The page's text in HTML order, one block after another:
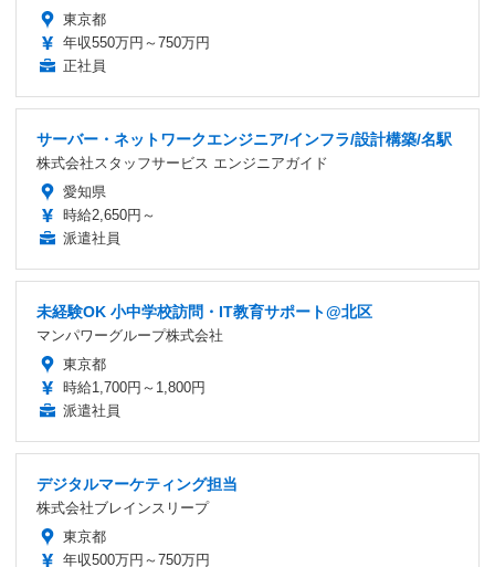
東京都
年収550万円～750万円
正社員
サーバー・ネットワークエンジニア/インフラ/設計構築/名駅
株式会社スタッフサービス エンジニアガイド
愛知県
時給2,650円～
派遣社員
未経験OK 小中学校訪問・IT教育サポート@北区
マンパワーグループ株式会社
東京都
時給1,700円～1,800円
派遣社員
デジタルマーケティング担当
株式会社ブレインスリープ
東京都
年収500万円～750万円